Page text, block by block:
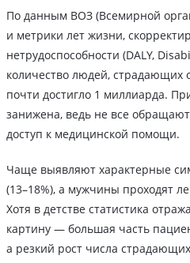
По данным ВОЗ (Всемирной
и метрики лет жизни,
нетрудоспособности (DALY,
количество людей, страдающих
почти достигло 1 миллиарда.
занижена, ведь не все
доступ к медицинской помощи.
Чаще выявляют характерные
(13–18%), а мужчины проходят
Хотя в детстве статистика
картину — большая часть
а резкий рост числа